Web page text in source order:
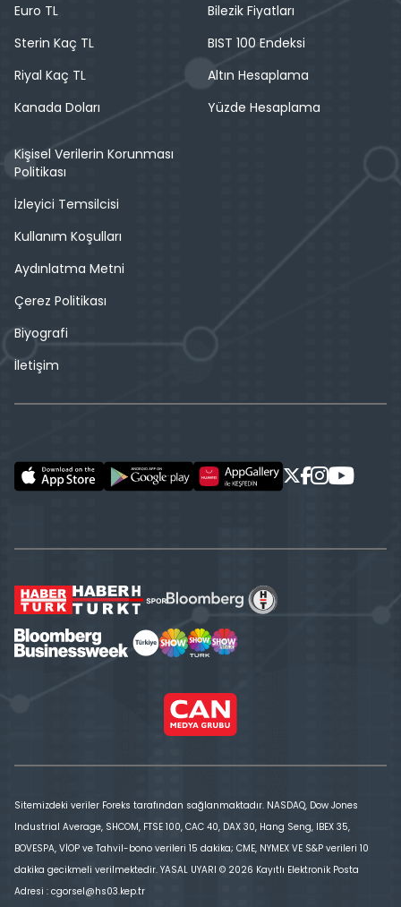
Euro TL
Sterin Kaç TL
Riyal Kaç TL
Kanada Doları
Bilezik Fiyatları
BIST 100 Endeksi
Altın Hesaplama
Yüzde Hesaplama
Kişisel Verilerin Korunması
Politikası
İzleyici Temsilcisi
Kullanım Koşulları
Aydınlatma Metni
Çerez Politikası
Biyografi
İletişim
Sitemizdeki veriler Foreks tarafından sağlanmaktadır. NASDAQ, Dow Jones
Industrial Average, SHCOM, FTSE 100, CAC 40, DAX 30, Hang Seng, IBEX 35,
BOVESPA, VİOP ve Tahvil-bono verileri 15 dakika; CME, NYMEX VE S&P verileri 10
dakika gecikmeli verilmektedir. YASAL UYARI © 2026 Kayıtlı Elektronik Posta
Adresi : cgorsel@hs03.kep.tr